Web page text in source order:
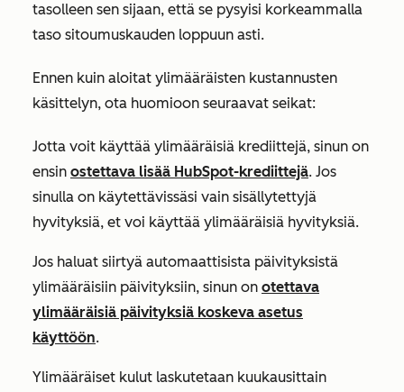
tasolleen sen sijaan, että se pysyisi korkeammalla
taso sitoumuskauden loppuun asti.
Ennen kuin aloitat ylimääräisten kustannusten
käsittelyn, ota huomioon seuraavat seikat:
Jotta voit käyttää ylimääräisiä krediittejä, sinun on
ensin ostettava lisää HubSpot-krediittejä. Jos
sinulla on käytettävissäsi vain sisällytettyjä
hyvityksiä, et voi käyttää ylimääräisiä hyvityksiä.
Jos haluat siirtyä automaattisista päivityksistä
ylimääräisiin päivityksiin, sinun on otettava
ylimääräisiä päivityksiä koskeva asetus
käyttöön.
Ylimääräiset kulut laskutetaan kuukausittain